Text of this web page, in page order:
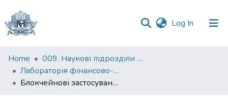
Log In (current)
Communities
&
Collections
Home
009. Наукові підрозділи НаУКМА
Лабораторія фінансово-економічних досліджень
Блокчейнові застосування у фінансах